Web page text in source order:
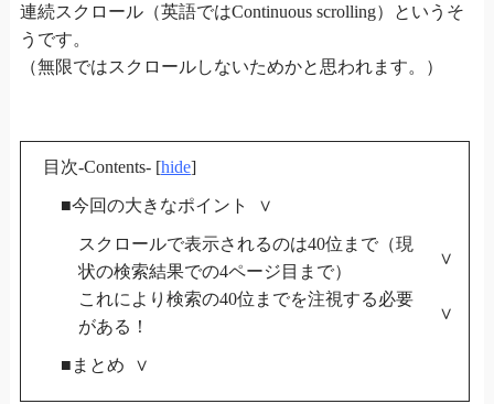
連続スクロール（英語ではContinuous scrolling）というそ
うです。
（無限ではスクロールしないためかと思われます。）
目次-Contents- [hide]
■今回の大きなポイント
スクロールで表示されるのは40位まで（現
状の検索結果での4ページ目まで）
これにより検索の40位までを注視する必要
がある！
■まとめ